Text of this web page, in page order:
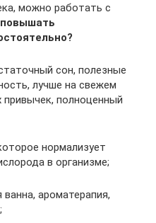
можно работать с
сон, полезные
лучше на свежем
привычек, полноценный
нормализует
в организме;
ароматерапия,